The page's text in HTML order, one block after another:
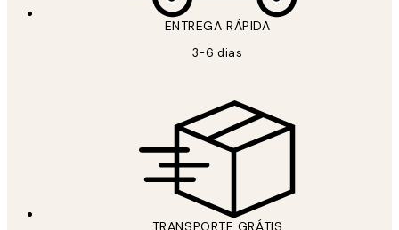
ENTREGA RÁPIDA
3-6 dias
TRANSPORTE GRÁTIS